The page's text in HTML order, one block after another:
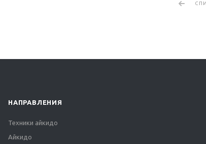
НАПРАВЛЕНИЯ
Техники айкидо
Айкидо